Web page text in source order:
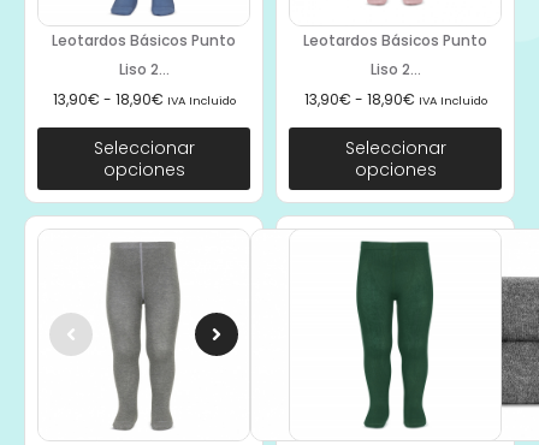
Leotardos Básicos Punto
Liso 2...
13,90€ - 18,90€ IVA Incluido
Seleccionar
opciones
Leotardos Básicos Punto
Liso 2...
13,90€ - 18,90€ IVA Incluido
Seleccionar
opciones